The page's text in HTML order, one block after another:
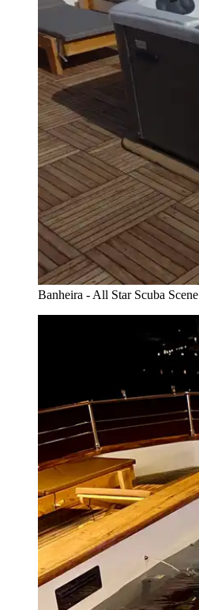
Banheira - All Star Scuba Scene